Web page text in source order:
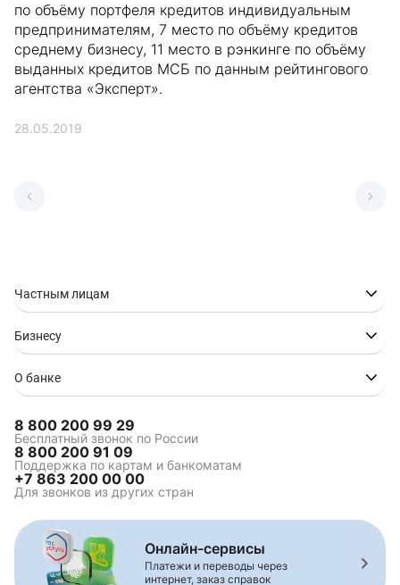
по объёму портфеля кредитов индивидуальным
предпринимателям, 7 место по объёму кредитов
среднему бизнесу, 11 место в рэнкинге по объёму
выданных кредитов МСБ по данным рейтингового
агентства «Эксперт».
28.05.2019
Частным лицам
Бизнесу
О банке
8 800 200 99 29
Бесплатный звонок по России
8 800 200 91 09
Поддержка по картам и банкоматам
+7 863 200 00 00
Для звонков из других стран
Онлайн-сервисы
Платежи и переводы через
интернет, заказ справок